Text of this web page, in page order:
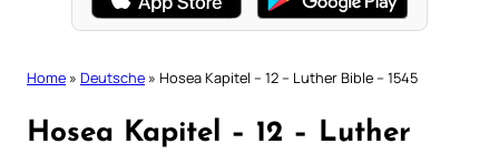
Home » Deutsche » Hosea Kapitel – 12 – Luther Bible – 1545
Hosea Kapitel – 12 – Luther